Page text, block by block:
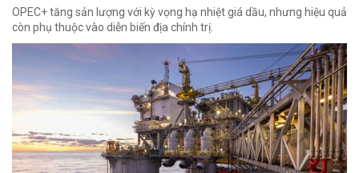
OPEC+ tăng sản lượng với kỳ vọng hạ nhiệt giá dầu, nhưng hiệu quả
còn phụ thuộc vào diễn biến địa chính trị.